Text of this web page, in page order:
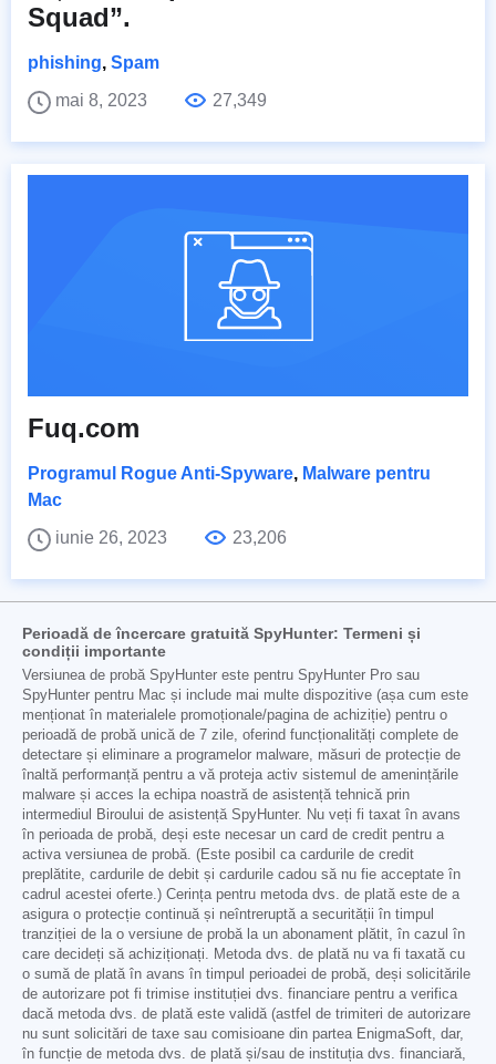
Squad”.
phishing, Spam
mai 8, 2023
27,349
Fuq.com
Programul Rogue Anti-Spyware, Malware pentru
Mac
iunie 26, 2023
23,206
Perioadă de încercare gratuită SpyHunter: Termeni și
condiții importante
Versiunea de probă SpyHunter este pentru SpyHunter Pro sau
SpyHunter pentru Mac și include mai multe dispozitive (așa cum este
menționat în materialele promoționale/pagina de achiziție) pentru o
perioadă de probă unică de 7 zile, oferind funcționalități complete de
detectare și eliminare a programelor malware, măsuri de protecție de
înaltă performanță pentru a vă proteja activ sistemul de amenințările
malware și acces la echipa noastră de asistență tehnică prin
intermediul Biroului de asistență SpyHunter. Nu veți fi taxat în avans
în perioada de probă, deși este necesar un card de credit pentru a
activa versiunea de probă. (Este posibil ca cardurile de credit
preplătite, cardurile de debit și cardurile cadou să nu fie acceptate în
cadrul acestei oferte.) Cerința pentru metoda dvs. de plată este de a
asigura o protecție continuă și neîntreruptă a securității în timpul
tranziției de la o versiune de probă la un abonament plătit, în cazul în
care decideți să achiziționați. Metoda dvs. de plată nu va fi taxată cu
o sumă de plată în avans în timpul perioadei de probă, deși solicitările
de autorizare pot fi trimise instituției dvs. financiare pentru a verifica
dacă metoda dvs. de plată este validă (astfel de trimiteri de autorizare
nu sunt solicitări de taxe sau comisioane din partea EnigmaSoft, dar,
în funcție de metoda dvs. de plată și/sau de instituția dvs. financiară,